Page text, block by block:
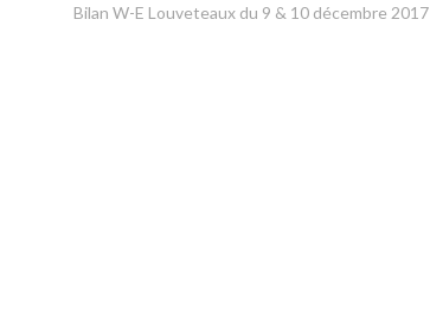
Bilan W-E Louveteaux du 9 & 10 décembre 2017